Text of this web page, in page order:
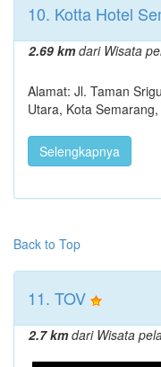
10. Kotta Hotel
2.69 kmdari Wisata
Alamat: Jl. Taman
Utara, Kota
Selengkapnya
Back to Top
11. TOV
2.7 kmdari Wisata